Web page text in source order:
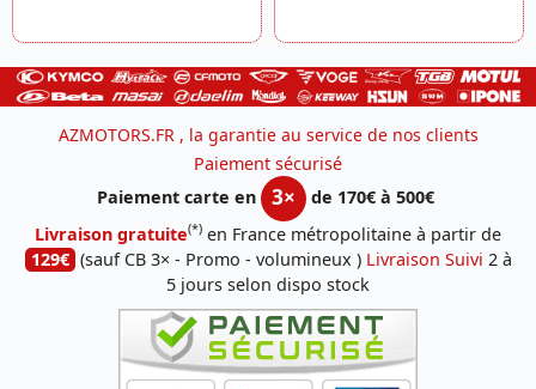
AZMOTORS.FR , la garantie au service de nos clients
Paiement sécurisé
Paiement carte en
3×
de 170€ à 500€
Livraison gratuite(*) en France métropolitaine à partir de
129€ (sauf CB 3× - Promo - volumineux ) Livraison Suivi 2 à
5 jours selon dispo stock